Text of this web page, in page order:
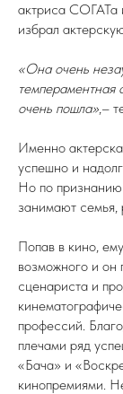
актриса СОГАТа
избрал
«Она очень
темпераментная
очень пошла»,–
Именно
успешно и
Но по
занимают семья,
Попав в кино,
возможного и он
сценариста и
профессий.
плечами ряд
«Бача» и
кинопремиями.